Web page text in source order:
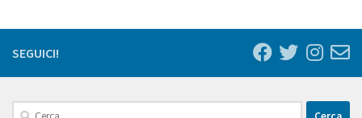
SEGUICI!
Ricerca